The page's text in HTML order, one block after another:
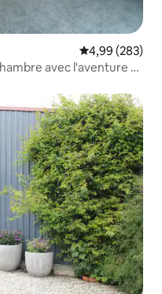
Évaluation
4,99 (283)
avec l'aventure à